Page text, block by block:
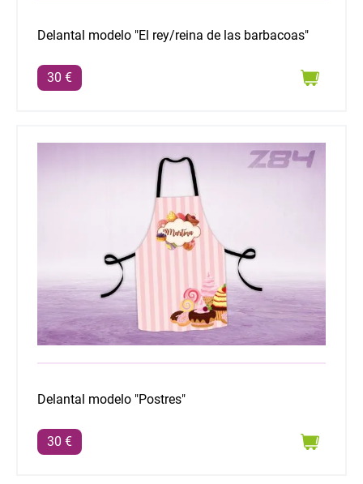
Delantal modelo "El rey/reina de las barbacoas"
30 €
Delantal modelo "Postres"
Delantal modelo "Postres"
30 €